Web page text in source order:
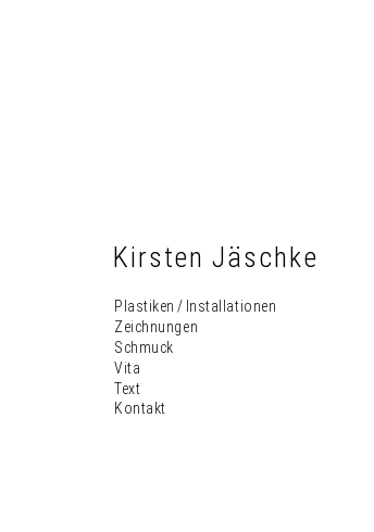
Kirsten Jäschke
Plastiken / Installationen
Zeichnungen
Schmuck
Vita
Text
Kontakt